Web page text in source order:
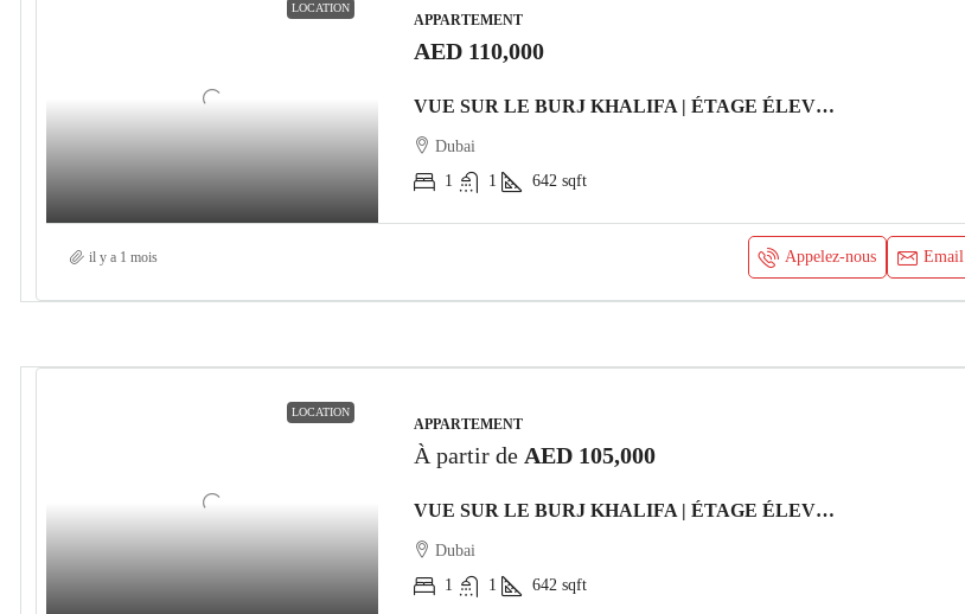
LOCATION
APPARTEMENT
AED 110,000
VUE SUR LE BURJ KHALIFA | ÉTAGE ÉLEVÉE | NEUF Appartement Dubai
Dubai
1
1 642 sqft
il y a 1 mois Appelez-nous Email
LOCATION
APPARTEMENT
À partir de AED 105,000
VUE SUR LE BURJ KHALIFA | ÉTAGE ÉLEVÉE | NEUF Appartement Dubai
Dubai
1
1 642 sqft